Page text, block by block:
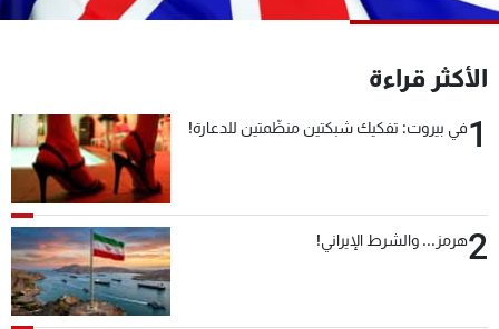
الأكثر قراءة
1في بيروت: تفكيك شبكتين منظّمتين للدعارة!
2هرمز... والشرط الإيراني!
لاعلاناتكم